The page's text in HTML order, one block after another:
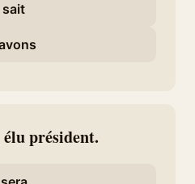
sait
président.